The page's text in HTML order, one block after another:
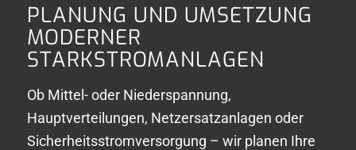
PLANUNG UND UMSETZUNG
MODERNER
STARKSTROMANLAGEN
Ob Mittel- oder Niederspannung,
Hauptverteilungen, Netzersatzanlagen oder
Sicherheitsstromversorgung – wir planen Ihre